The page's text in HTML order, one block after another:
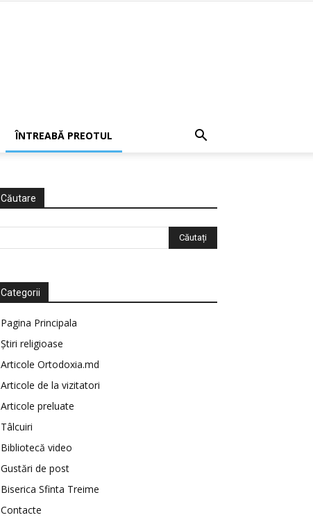
ÎNTREABĂ PREOTUL
Căutare
Categorii
Pagina Principala
Știri religioase
Articole Ortodoxia.md
Articole de la vizitatori
Articole preluate
Tâlcuiri
Bibliotecă video
Gustări de post
Biserica Sfinta Treime
Contacte